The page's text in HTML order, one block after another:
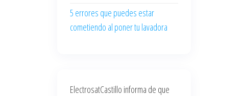
5 errores que puedes estar
cometiendo al poner tu lavadora
ElectrosatCastillo informa de que